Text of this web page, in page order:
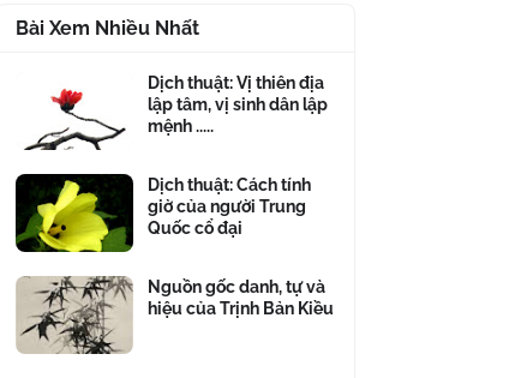
Bài Xem Nhiều Nhất
Dịch thuật: Vị thiên địa
lập tâm, vị sinh dân lập
mệnh .....
Dịch thuật: Cách tính
giờ của người Trung
Quốc cổ đại
Nguồn gốc danh, tự và
hiệu của Trịnh Bản Kiều